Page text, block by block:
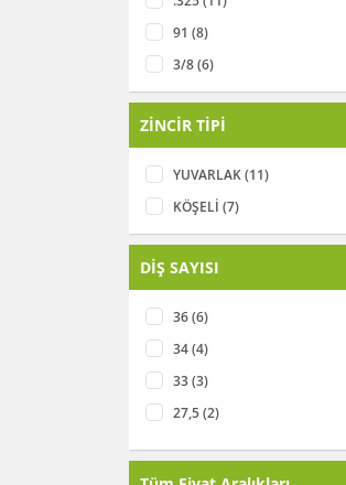
91 (8)
3/8 (6)
ZİNCİR TİPİ
YUVARLAK (11)
KÖŞELİ (7)
DİŞ SAYISI
36 (6)
34 (4)
33 (3)
27,5 (2)
32 (2)